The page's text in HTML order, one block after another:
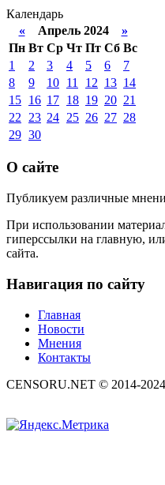
Календарь
«Апрель 2024 »
Пн Вт Ср Чт Пт Сб Вс
1
2 3 4 5 6
7
8
9 10 11 12 13 14
15 16 17 18 19 20 21
22
23 24 25 26 27 28
29 30
О сайте
Публикуем различные
При использовании
гиперссылки на главную,
сайта.
Навигация по сайту
Главная
Новости
Мнения
Контакты
CENSORU.NET © 2014-